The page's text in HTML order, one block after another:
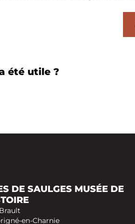
été utile ?
DE SAULGES MUSÉE DE
en-Charnie